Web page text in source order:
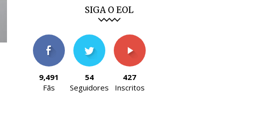
SIGA O EOL
9,491
Fãs
54
Seguidores
427
Inscritos